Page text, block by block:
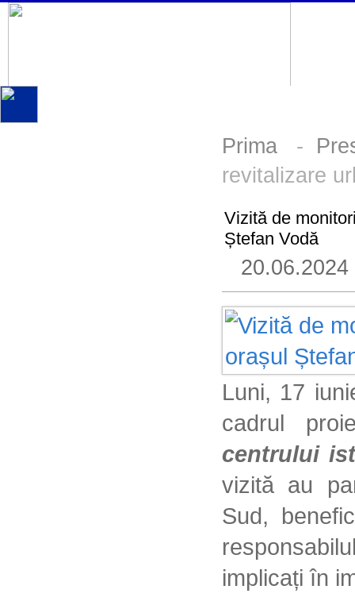
Prima -
revitalizare
Vizită de
Ștefan Vodă
20.06.2024
Luni, 17
cadrul
centrului
vizită au
Sud,
implicați în